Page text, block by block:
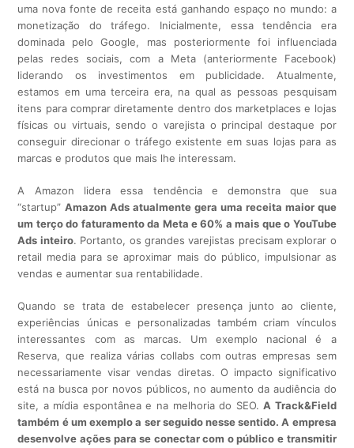
uma nova fonte de receita está ganhando espaço no mundo: a
monetização do tráfego. Inicialmente, essa tendência era
dominada pelo Google, mas posteriormente foi influenciada
pelas redes sociais, com a Meta (anteriormente Facebook)
liderando os investimentos em publicidade. Atualmente,
estamos em uma terceira era, na qual as pessoas pesquisam
itens para comprar diretamente dentro dos marketplaces e lojas
físicas ou virtuais, sendo o varejista o principal destaque por
conseguir direcionar o tráfego existente em suas lojas para as
marcas e produtos que mais lhe interessam.
A Amazon lidera essa tendência e demonstra que sua
“startup”Amazon Ads atualmente gera uma receita maior que
um terço do faturamento da Meta e 60% a mais que o YouTube
Ads inteiro. Portanto, os grandes varejistas precisam explorar o
retail media para se aproximar mais do público, impulsionar as
vendas e aumentar sua rentabilidade.
Quando se trata de estabelecer presença junto ao cliente,
experiências únicas e personalizadas também criam vínculos
interessantes com as marcas. Um exemplo nacional é a
Reserva, que realiza várias collabs com outras empresas sem
necessariamente visar vendas diretas. O impacto significativo
está na busca por novos públicos, no aumento da audiência do
site, a mídia espontânea e na melhoria do SEO.A Track&Field
também é um exemplo a ser seguido nesse sentido. A empresa
desenvolve ações para se conectar com o público e transmitir